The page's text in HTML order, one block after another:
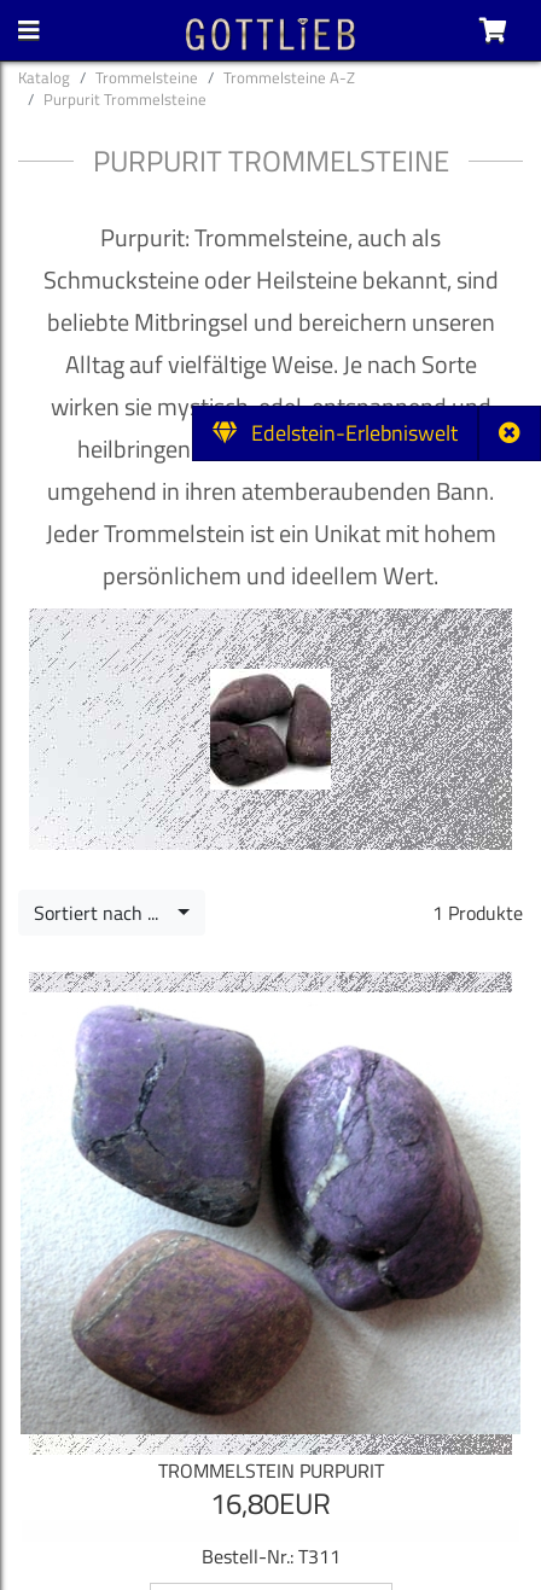
Edelstein-Erlebniswelt
Katalog Trommelsteine
Trommelsteine A-Z
Purpurit Trommelsteine
PURPURIT TROMMELSTEINE
Purpurit: Trommelsteine, auch als
Schmucksteine oder Heilsteine bekannt, sind
beliebte Mitbringsel und bereichern unseren
Alltag auf vielfältige Weise. Je nach Sorte
wirken sie mystisch, edel, entspannend und
heilbringend und ziehen ihren Besitzer
umgehend in ihren atemberaubenden Bann.
Jeder Trommelstein ist ein Unikat mit hohem
persönlichem und ideellem Wert.
1 Produkte
Sortiert nach ...
TROMMELSTEIN PURPURIT
16,80EUR
Bestell-Nr.: T311